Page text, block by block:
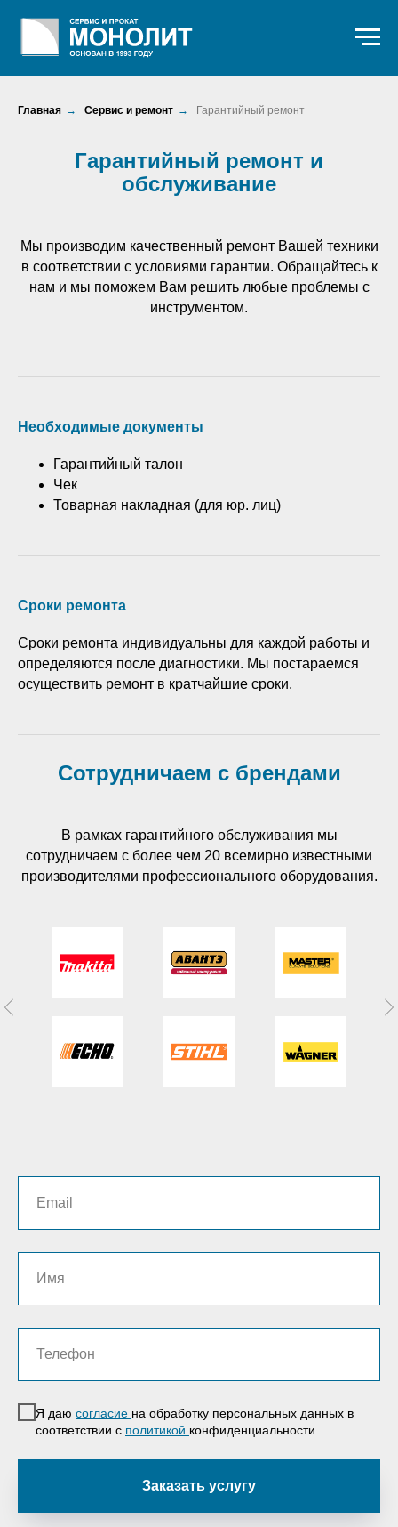
Главная → Сервис и ремонт → Гарантийный ремонт
Гарантийный ремонт и
обслуживание
Мы производим качественный ремонт Вашей техники
в соответствии с условиями гарантии. Обращайтесь к
нам и мы поможем Вам решить любые проблемы с
инструментом.
Необходимые документы
Гарантийный талон
Чек
Товарная накладная (для юр. лиц)
Сроки ремонта
Сроки ремонта индивидуальны для каждой работы и
определяются после диагностики. Мы постараемся
осуществить ремонт в кратчайшие сроки.
Сотрудничаем с брендами
В рамках гарантийного обслуживания мы
сотрудничаем с более чем 20 всемирно известными
производителями профессионального оборудования.
Я даю согласие на обработку персональных данных в
соответствии с политикой конфиденциальности.
Заказать услугу